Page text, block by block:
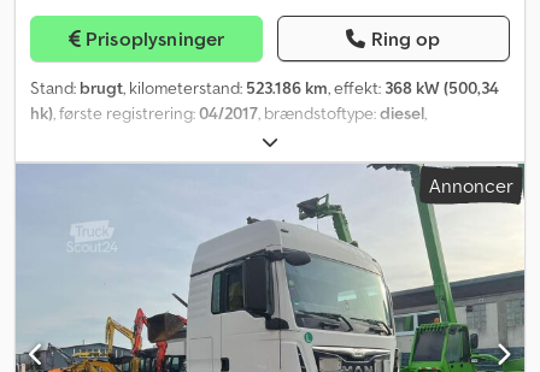
Prisoplysninger Ring op
Stand: brugt, kilometerstand: 523.186 km, effekt: 368 kW (500,34
hk), første registrering:04/2017, brændstoftype:diesel,
, brændstof:
kapacitet:700 l, bremser:intarder, farve:rød, førerhus:
, emissionsklasse: Euro 6,
ABS, AdBlue, EBS (Elektronisk
Bremsesystem), bordincomputer, centrallås, differentialespær,
dæktrykskontrol, elektrisk rudehejs, fartpilot, klimaanlæg,
køleskab, servostyring, spoiler, sædevarmer, traktionskontrol,
tågelygter, = Flere valgmuligheder og mere tilbehør = -
Aluminiumsfælge - Centralsmøring - Dobbelt hjulaksel -
Fartskriver - Klimaanlæg - Multifunktionsrat - Radio - Solskærm -
Annoncer